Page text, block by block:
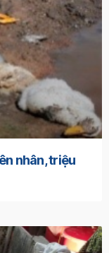
nhân, triệu